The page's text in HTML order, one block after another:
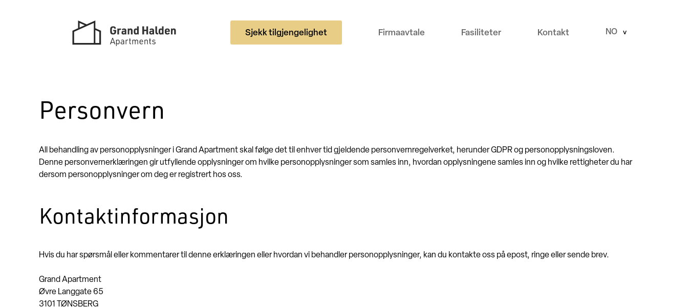
Sjekk tilgjengelighet Firmaavtale Fasiliteter Kontakt NO >
Personvern
All behandling av personopplysninger i Grand Apartment skal følge det til enhver tid gjeldende personvernregelverket, herunder GDPR og personopplysningsloven.
Denne personvernerklæringen gir utfyllende opplysninger om hvilke personopplysninger som samles inn, hvordan opplysningene samles inn og hvilke rettigheter du har
dersom personopplysninger om deg er registrert hos oss.
Kontaktinformasjon
Hvis du har spørsmål eller kommentarer til denne erklæringen eller hvordan vi behandler personopplysninger, kan du kontakte oss på epost, ringe eller sende brev.
Grand Apartment
Øvre Langgate 65
3101 TØNSBERG